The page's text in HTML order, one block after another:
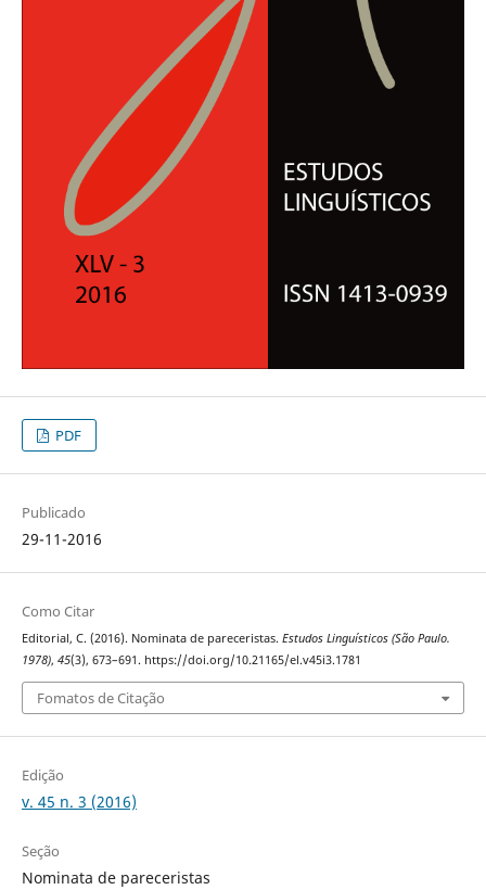
PDF
Publicado
29-11-2016
Como Citar
Editorial, C. (2016). Nominata de pareceristas. Estudos Linguísticos (São Paulo.
1978), 45(3), 673–691. https://doi.org/10.21165/el.v45i3.1781
Fomatos de Citação
Edição
v. 45 n. 3 (2016)
Seção
Nominata de pareceristas